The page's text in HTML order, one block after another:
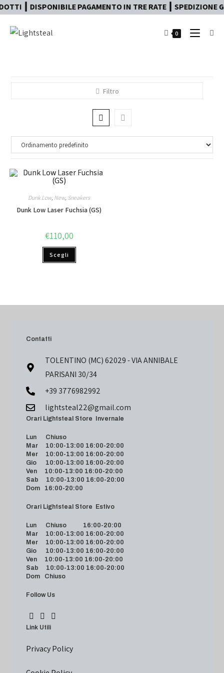
DISPONIBILE PAGAMENTO IN TRE RATE ┃
0
Filtro
Dunk Low, New, Sneakers
Dunk Low Laser Fuchsia (GS)
€110,00
Scegli
Contatti
TOLENTINO (MC) 62029 - VIA ANNIBALE
PARISANI 30/34
+39 3776982992
lightsteal22@gmail.com
Orari Lightsteal Store Invernale
Lun Chiuso
Mar 10:00-13:00 16:00-20:00
Mer 10:00-13:00 16:00-20:00
Gio 10:00-13:00 16:00-20:00
Ven 10:00-13:00 16:00-20:00
Sab 10:00-13:00 16:00-20:00
Dom 16:00-20:00
Orari Lightsteal Store Estivo
Lun Chiuso 16:00-20:00
Mar 10:00-13:00 16:00-20:00
Mer 10:00-13:00 16:00-20:00
Gio 10:00-13:00 16:00-20:00
Ven 10:00-13:00 16:00-20:00
Sab 10:00-13:00 16:00-20:00
Dom Chiuso
Follow Us
Link Utili
Privacy Policy